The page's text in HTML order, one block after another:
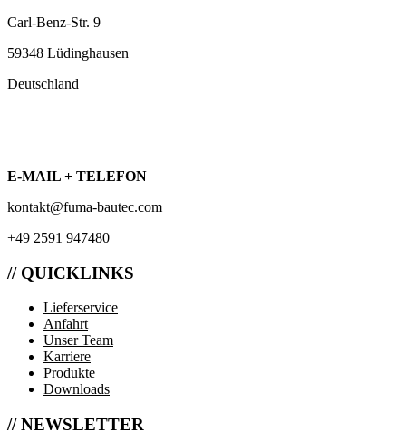
Carl-Benz-Str. 9
59348 Lüdinghausen
Deutschland
E-MAIL + TELEFON
kontakt@fuma-bautec.com
+49 2591 947480
// QUICKLINKS
Lieferservice
Anfahrt
Unser Team
Karriere
Produkte
Downloads
// NEWSLETTER